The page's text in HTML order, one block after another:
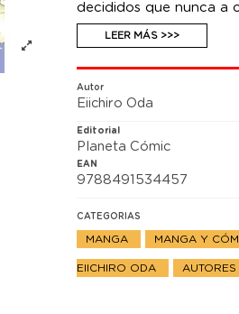
decididos que nunca a
campo de trabajo con
LEER MÁS >>>
Autor
Eiichiro Oda
Editorial
Planeta Cómic
EAN
9788491534457
CATEGORIAS
MANGA MANGA Y
EIICHIRO ODA